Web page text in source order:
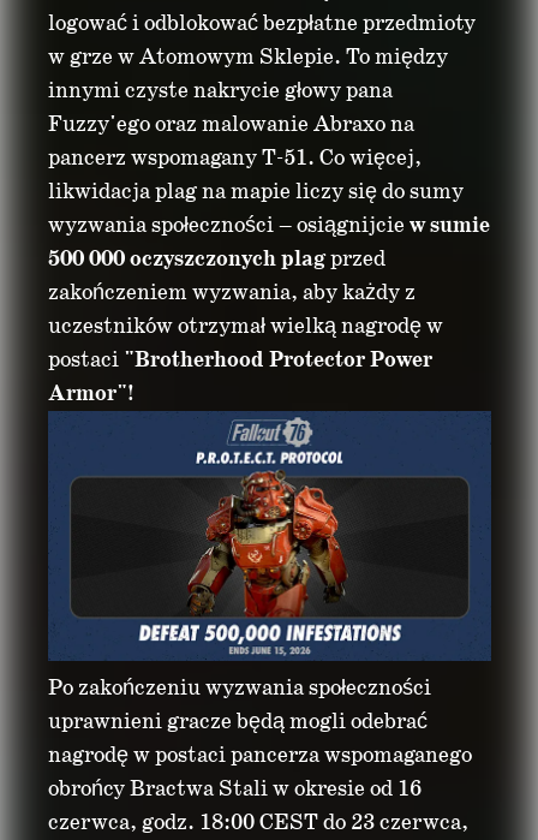
logować i odblokować bezpłatne przedmioty
w grze w Atomowym Sklepie. To między
innymi czyste nakrycie głowy pana
Fuzzy'ego oraz malowanie Abraxo na
pancerz wspomagany T-51. Co więcej,
likwidacja plag na mapie liczy się do sumy
wyzwania społeczności – osiągnijcie w sumie
500 000 oczyszczonych plagprzed
zakończeniem wyzwania, aby każdy z
uczestników otrzymał wielką nagrodę w
postaci "Brotherhood Protector Power
Armor"!
Po zakończeniu wyzwania społeczności
uprawnieni gracze będą mogli odebrać
nagrodę w postaci pancerza wspomaganego
obrońcy Bractwa Stali w okresie od 16
czerwca, godz. 18:00 CEST do 23 czerwca,